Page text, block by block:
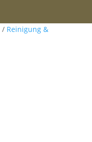
/ Reinigung &